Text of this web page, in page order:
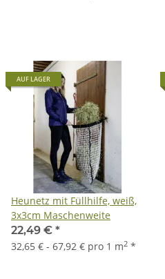
AUF LAGER
Heunetz mit Füllhilfe, weiß,
3x3cm Maschenweite
22,49 € *
32,65 € - 67,92 € pro 1 m2 *